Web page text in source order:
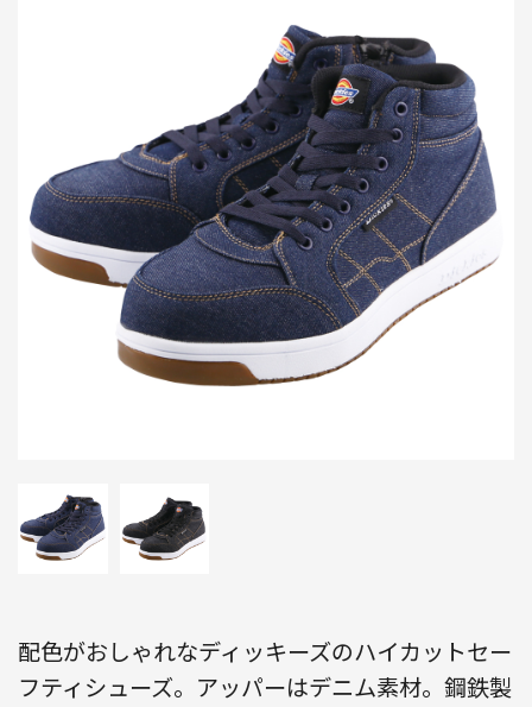
配色がおしゃれなディッキーズのハイカットセー
フティシューズ。アッパーはデニム素材。鋼鉄製